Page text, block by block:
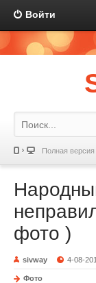
Войти
Полная версия
фото )
sivway 4-08-
Фото